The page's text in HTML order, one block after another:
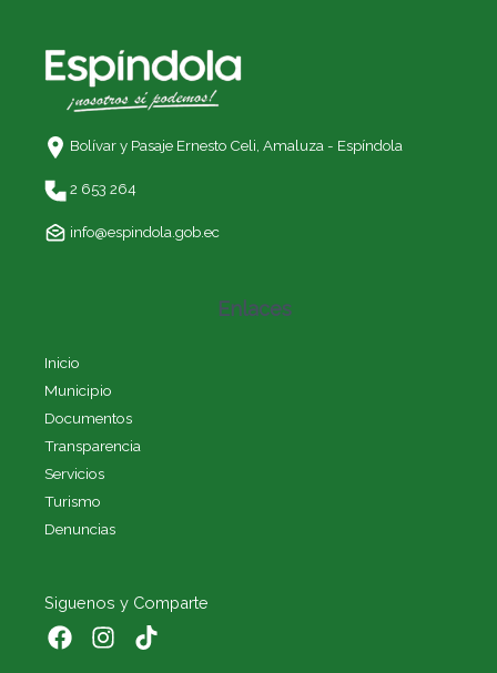
Bolívar y Pasaje Ernesto Celi, Amaluza - Espíndola
2 653 264
info@espindola.gob.ec
Enlaces
Inicio
Municipio
Documentos
Transparencia
Servicios
Turismo
Denuncias
Siguenos y Comparte